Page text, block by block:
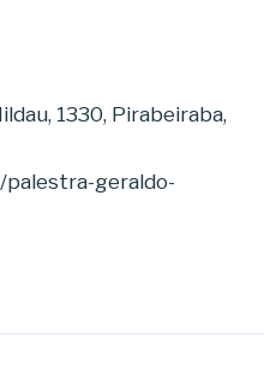
1330, Pirabeiraba,
geraldo-